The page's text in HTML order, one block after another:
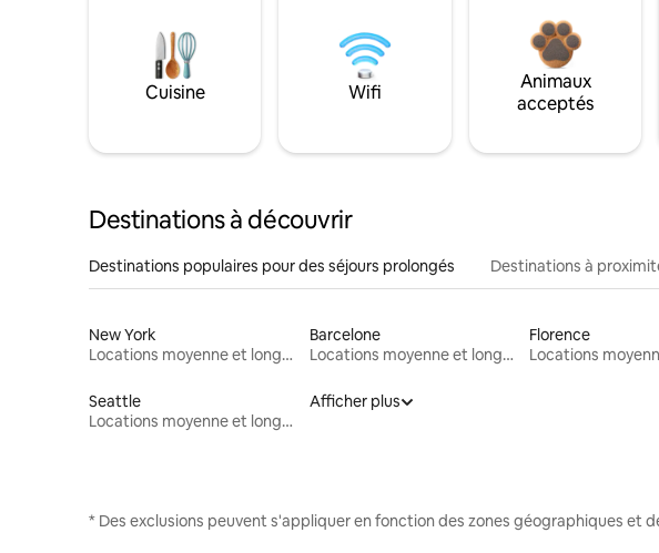
Cuisine Wifi
Animaux
acceptés
Destinations à découvrir
Destinations populaires pour des séjours prolongés Destinations à
New York
Locations moyenne et longue durée
Barcelone
Locations moyenne et longue durée
Florence
Seattle
Locations moyenne et longue durée
Afficher plus
* Des exclusions peuvent s'appliquer en fonction des zones géographiques et